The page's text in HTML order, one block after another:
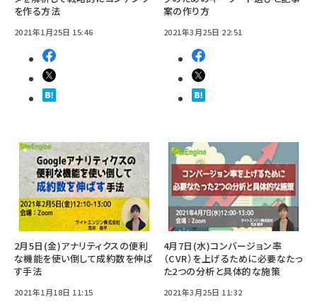
を作る方法
2021年1月25日 15:46
案の作り方
2021年3月25日 22:51
2月5日(金)アナリティクスの便利
な機能を使い倒して成約数を伸ば
す手法
2021年1月18日 11:15
4月7日(水)コンバージョン率
（CVR）を上げるために必要なたっ
た2つの分析と具体的な施策
2021年3月25日 11:32